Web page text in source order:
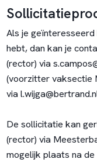
Als je
hebt, dan kan je
(rector) via
(voorzitter vaksectie
via
De sollicitatie kan
(rector) via
mogelijk plaats na